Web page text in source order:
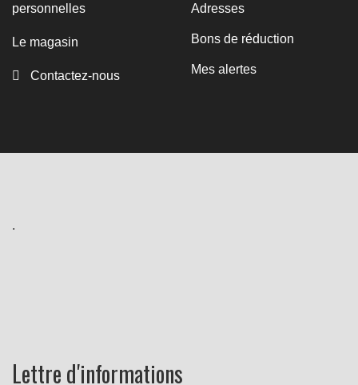
personnelles
Le magasin
Contactez-nous
Adresses
Bons de réduction
Mes alertes
.
Lettre d'informations